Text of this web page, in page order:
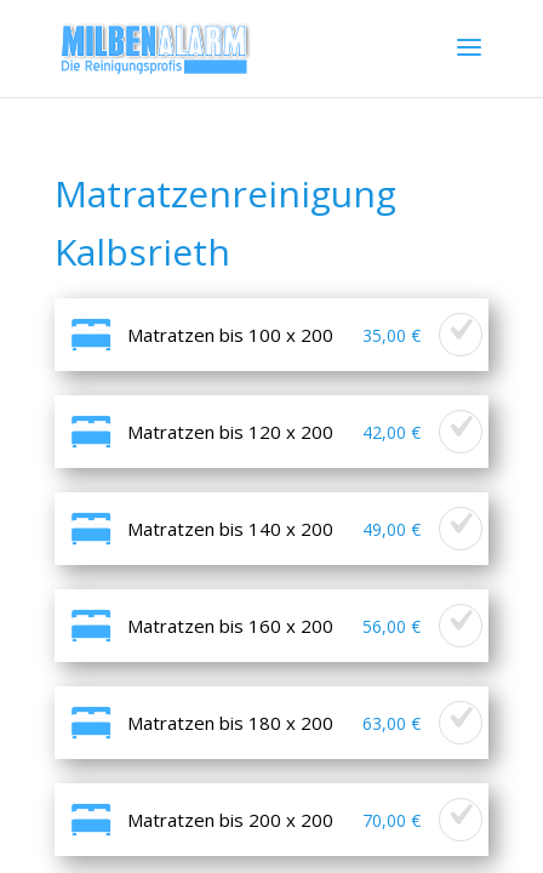
Matratzenreinigung
Kalbsrieth
Matratzen bis 100 x 200 35,00 €
Matratzen bis 120 x 200 42,00 €
Matratzen bis 140 x 200 49,00 €
Matratzen bis 160 x 200 56,00 €
Matratzen bis 180 x 200 63,00 €
Matratzen bis 200 x 200 70,00 €